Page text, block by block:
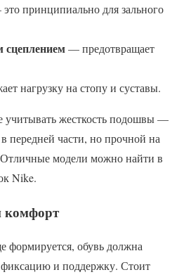
принципиально для зального
сцеплением— предотвращает
нагрузку на стопу и суставы.
жесткость подошвы —
передней части, но прочной на
Отличные модели можно найти в
Nike.
комфорт
формируется, обувь должна
и поддержку. Стоит